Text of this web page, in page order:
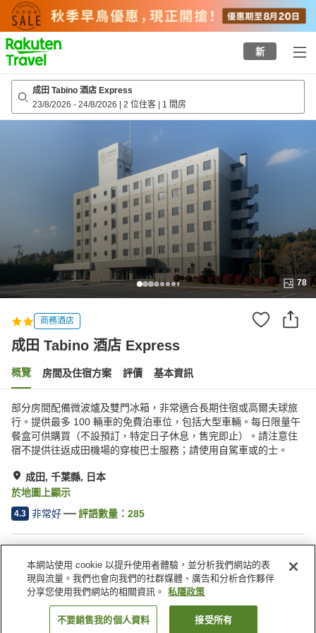
to
top
page
新
成田 Tabino 酒店 Express
23/8/2026 - 24/8/2026 | 2 位住客 | 1 間房
78
商務酒店
成田 Tabino 酒店 Express
概覽 房間及住宿方案 評價 基本資訊
部分房間配備微波爐及雙門冰箱，非常適合長期住宿或高爾夫球旅
行。提供最多 100 輛車的免費泊車位，包括大型車輛。每日限量午
餐盒可供購買（不設預訂，特定日子休息，售完即止）。請注意住
宿不提供往返成田機場的穿梭巴士服務；請使用自駕車或的士。
成田, 千葉縣, 日本
於地圖上顯示
4.3 非常好 評語數量： 285
Wi-Fi
餐廳
免費停車場
公共澡堂
日本 千葉縣 成田 成田 Tabino 酒店 Express
找客房
本網站使用 cookie 以提升使用者體驗，並分析我們網站的表
現與流量。我們也會向我們的社群媒體、廣告和分析合作夥伴
分享您使用我們網站的相關資訊。
私隱政策
不要銷售我的個人資料 接受所有